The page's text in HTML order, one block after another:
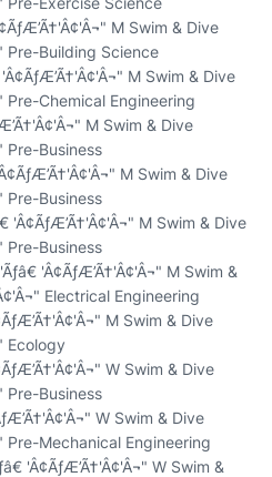
M Swim & Dive
Pre-Building Science
'Â¢ÃƒÆ’Ã†'Â¢'Â¬" M Swim & Dive
Pre-Chemical Engineering
M Swim & Dive
Pre-Business
M Swim & Dive
Pre-Business
'Â¢ÃƒÆ’Ã†'Â¢'Â¬" M Swim & Dive
Pre-Business
'Â¢ÃƒÆ’Ã†'Â¢'Â¬" M Swim &
Electrical Engineering
M Swim & Dive
Ecology
W Swim & Dive
Pre-Business
W Swim & Dive
Pre-Mechanical Engineering
'Â¢ÃƒÆ’Ã†'Â¢'Â¬" W Swim &